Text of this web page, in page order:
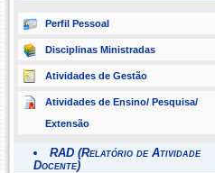
Perfil Pessoal
Disciplinas Ministradas
Atividades de Gestão
Atividades de Ensino/ Pesquisa/
Extensão
RAD (Relatório de Atividade
Docente)